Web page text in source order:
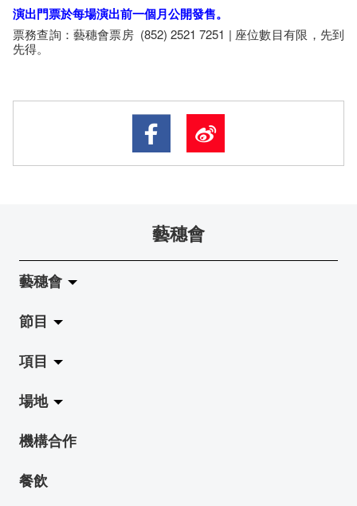
演出門票於每場演出前一個月公開發售。
票務查詢：藝穗會票房 (852) 2521 7251 | 座​位​數目​有​限​，先到
先得。
藝穗會
藝穗會
關於藝穗會
藝穗會的演化
使命與宗旨
藝穗會架構
檔案庫
節目
拉闊
展覽
演出
活動
項目
Jazz-Go-Central, Jazz-Go-Fringe
LPL
2015-16 藝術場地資助計劃
場地
陳麗玲畫廊
奶庫
機構合作
餐飲